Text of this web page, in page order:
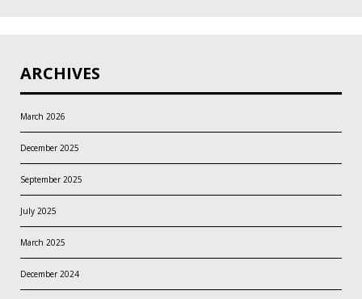
ARCHIVES
March 2026
December 2025
September 2025
July 2025
March 2025
December 2024